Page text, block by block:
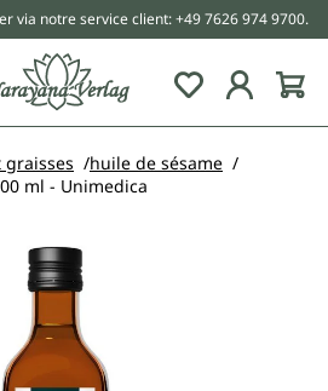
via notre service client: +49 7626 974 9700.
graisses
huile de sésame
ml - Unimedica